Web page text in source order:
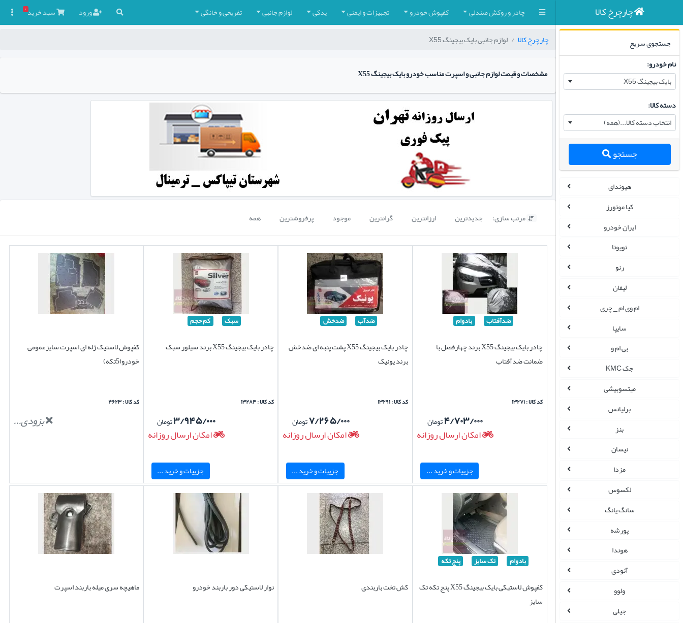
چادر و روکش صندلی کفپوش خودرو تجهیزات و ایمنی یدکی لوازم جانبی تفریحی و خانگی ورود سبدخرید۰ چارچرخ کالا
جستجوی سریع
نام خودرو:
بایک بیجینگ X55
دسته کالا:
انتخاب دسته کالا...(همه)
جستجو
هیوندای
کیا موتورز
ایران خودرو
تویوتا
رنو
لیفان
ام وی ام _ چری
سایپا
بی ام و
جک KMC
میتسوبیشی
برلیانس
بنز
نیسان
مزدا
لکسوس
سانگ یانگ
پورشه
هوندا
آئودی
ولوو
جیلی
چارچرخ کالا لوازم جانبی بایک بیجینگ X55
مشخصات و قیمت لوازم جانبی و اسپرت مناسب خودرو بایک بیجینگ X55
 مرتب سازی: جدیدترین ارزانترین گرانترین موجود پرفروشترین همه
ضدآفتاب بادوام
چادر بایک بیجینگ X55 برند چهارفصل با
ضمانت ضدآفتاب
کد کالا : ۱۳۲۷۱
۴/۷۰۳/۰۰۰تومان
امکان ارسال روزانه
جزییات و خرید ...
ضدآب ضدخش
چادر بایک بیجینگ X55 پشت پنبه ای ضدخش
برند یونیک
کد کالا : ۱۳۲۹۱
۷/۲۶۵/۰۰۰تومان
امکان ارسال روزانه
جزییات و خرید ...
سبک کم حجم
چادر بایک بیجینگ X55 برند سیلور سبک
کد کالا : ۱۳۲۸۴
۳/۹۴۵/۰۰۰تومان
امکان ارسال روزانه
جزییات و خرید ...
کفپوش لاستیک ژله ای اسپرت سایزعمومی
خودرو(5تکه)
کد کالا : ۴۶۲۳
بزودی...
بادوام تک سایز پنج تکه
کفپوش لاستیکی بایک بیجینگ X55 پنج تکه تک
سایز
کش تخت باربندی نوار لاستیکی دور باربند خودرو ماهیچه سری میله باربند اسپرت